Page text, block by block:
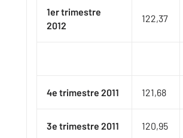
1er trimestre
2012
122,37
4e trimestre 2011 121,68
3e trimestre 2011 120,95